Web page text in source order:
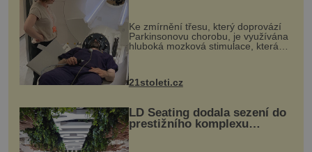
Ke zmírnění třesu, který doprovází
Parkinsonovu chorobu, je využívána
hluboká mozková stimulace, která
však vyžaduje vysoce invazivní
zákrok. Ultrazvuk zase není vhodný
k dostatečně přesnému zacílení ...
21stoleti.cz
LD Seating dodala sezení do
prestižního komplexu
MediaCityUK v Salfordu